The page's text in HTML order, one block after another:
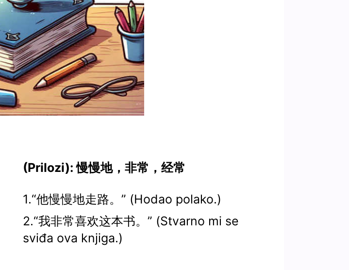
(Prilozi): 慢慢地，非常，经常
1.“他慢慢地走路。” (Hodao polako.)
2.“我非常喜欢这本书。” (Stvarno mi se
sviđa ova knjiga.)